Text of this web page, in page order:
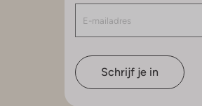
Schrijf je in